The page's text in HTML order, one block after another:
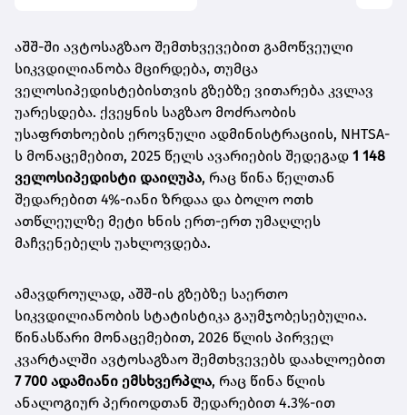
აშშ-ში ავტოსაგზაო შემთხვევებით გამოწვეული
სიკვდილიანობა მცირდება, თუმცა
ველოსიპედისტებისთვის გზებზე ვითარება კვლავ
უარესდება. ქვეყნის საგზაო მოძრაობის
უსაფრთხოების ეროვნული ადმინისტრაციის, NHTSA-
ს მონაცემებით, 2025 წელს ავარიების შედეგად 1 148
ველოსიპედისტი დაიღუპა, რაც წინა წელთან
შედარებით 4%-იანი ზრდაა და ბოლო ოთხ
ათწლეულზე მეტი ხნის ერთ-ერთ უმაღლეს
მაჩვენებელს უახლოვდება.
ამავდროულად, აშშ-ის გზებზე საერთო
სიკვდილიანობის სტატისტიკა გაუმჯობესებულია.
წინასწარი მონაცემებით, 2026 წლის პირველ
კვარტალში ავტოსაგზაო შემთხვევებს დაახლოებით
7 700 ადამიანი ემსხვერპლა, რაც წინა წლის
ანალოგიურ პერიოდთან შედარებით 4.3%-ით